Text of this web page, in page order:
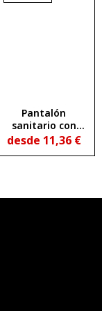
Pantalón
sanitario con
cintura
engomada FIBER
desde 11,36 €